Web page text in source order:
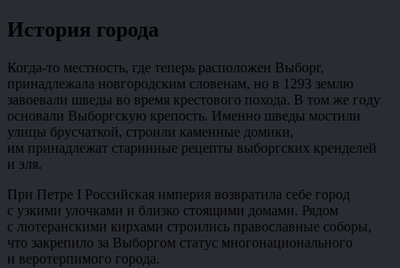
История города
Когда-то местность, где теперь расположен Выборг,
принадлежала новгородским словенам, но в 1293 землю
завоевали шведы во время крестового похода. В том же году
основали Выборгскую крепость. Именно шведы мостили
улицы брусчаткой, строили каменные домики,
им принадлежат старинные рецепты выборгских кренделей
и эля.
При Петре I Российская империя возвратила себе город
с узкими улочками и близко стоящими домами. Рядом
с лютеранскими кирхами строились православные соборы,
что закрепило за Выборгом статус многонационального
и веротерпимого города.